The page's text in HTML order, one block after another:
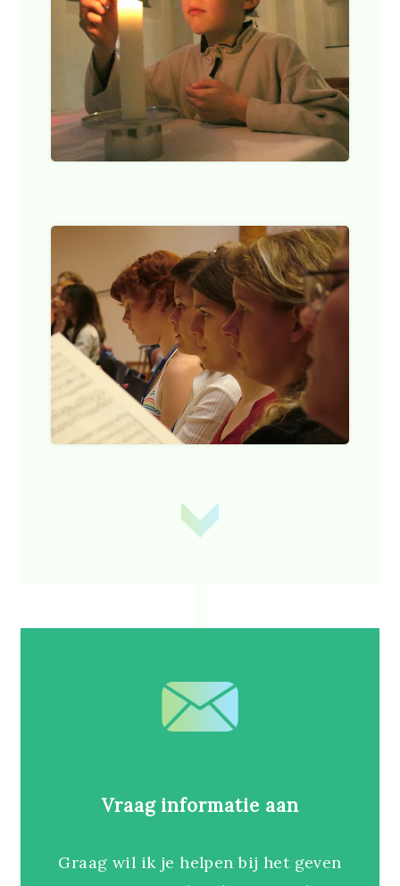
Vraag informatie aan
Graag wil ik je helpen bij het geven